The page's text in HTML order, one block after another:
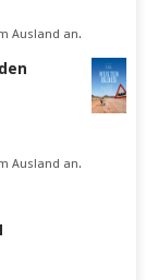
Ausland an.
Ausland an.